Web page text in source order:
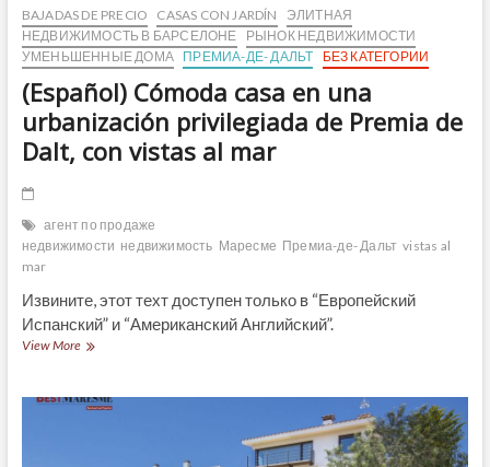
BAJADAS DE PRECIO CASAS CON JARDÍN
ЭЛИТНАЯ
НЕДВИЖИМОСТЬ В БАРСЕЛОНЕ
РЫНОК НЕДВИЖИМОСТИ
УМЕНЬШЕННЫЕ ДОМА
ПРЕМИА-ДЕ- ДАЛЬТ БЕЗ КАТЕГОРИИ
(Español) Cómoda casa en una
urbanización privilegiada de Premia de
Dalt, con vistas al mar
агент по продаже
недвижимости недвижимость Маресме Премиа-де- Дальт vistas al
mar
Извините, этот техт доступен только в “Европейский
Испанский” и “Американский Английский”.
View More(Español)
en